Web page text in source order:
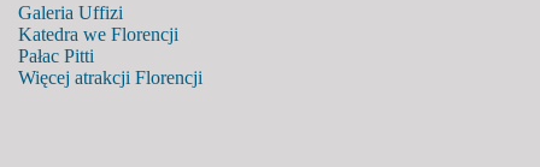
Galeria Uffizi
Katedra we Florencji
Pałac Pitti
Więcej atrakcji Florencji